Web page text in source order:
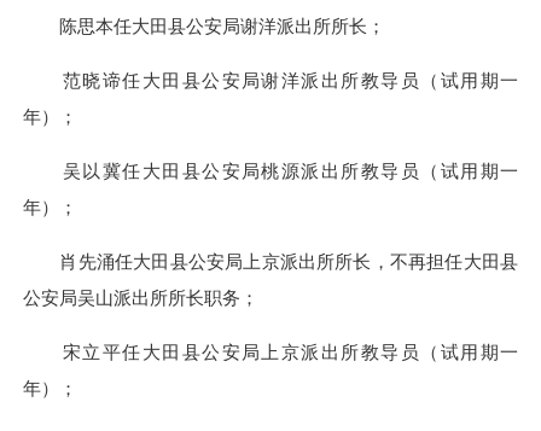
陈思本任大田县公安局谢洋派出所所长；
范晓谛任大田县公安局谢洋派出所教导员（试用期一
年）；
吴以冀任大田县公安局桃源派出所教导员（试用期一
年）；
肖先涌任大田县公安局上京派出所所长，不再担任大田县
公安局吴山派出所所长职务；
宋立平任大田县公安局上京派出所教导员（试用期一
年）；